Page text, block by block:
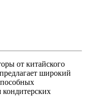
от китайского
широкий
кондитерских